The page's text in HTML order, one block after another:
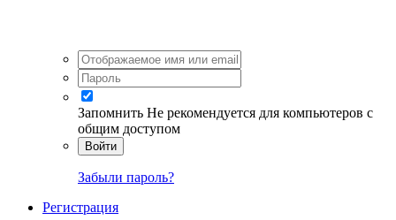
Запомнить Не рекомендуется для компьютеров с
общим доступом
Войти
Забыли пароль?
Регистрация